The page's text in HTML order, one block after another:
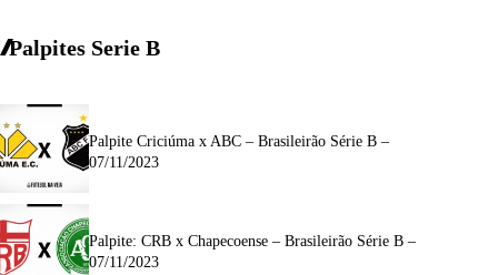
Palpites Serie B
Palpite Criciúma x ABC – Brasileirão Série B –
07/11/2023
Palpite: CRB x Chapecoense – Brasileirão Série B –
07/11/2023